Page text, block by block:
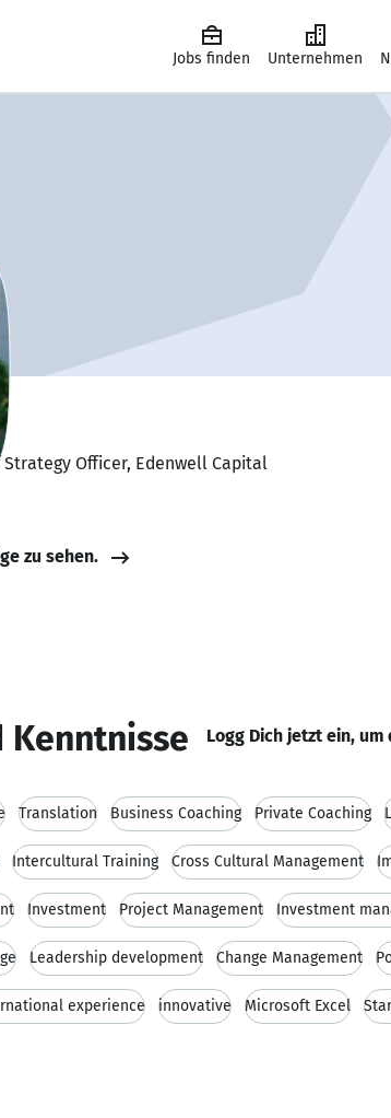
Jobs finden Unternehmen
Officer, Edenwell Capital
zu sehen.
Kenntnisse Logg Dich jetzt ein,
Translation Business Coaching Private Coaching
Intercultural Training Cross Cultural Management
Investment Project Management Investment
Leadership development Change Management
experience innovative Microsoft Excel